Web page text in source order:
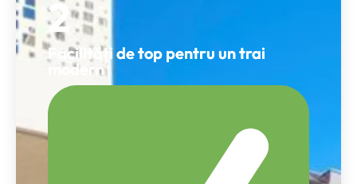
2
Facilități de top pentru un trai
modern